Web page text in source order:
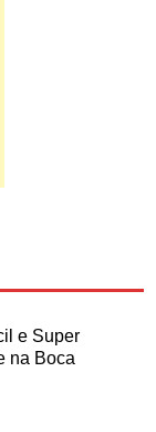
e Super
na Boca